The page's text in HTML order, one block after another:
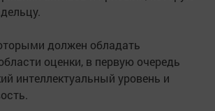
должен обладать
оценки, в первую очередь
интеллектуальный уровень и